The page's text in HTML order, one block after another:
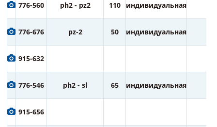
776-560 ph2 - pz2 110 индивидуальная
776-676 pz-2 50 индивидуальная
915-632
776-546 ph2 - sl 65 индивидуальная
915-656